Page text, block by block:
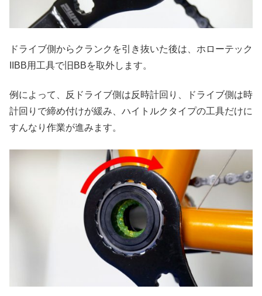
ドライブ側からクランクを引き抜いた後は、ホローテック
IIBB用工具で旧BBを取外します。
例によって、反ドライブ側は反時計回り、ドライブ側は時
計回りで締め付けが緩み、ハイトルクタイプの工具だけに
すんなり作業が進みます。